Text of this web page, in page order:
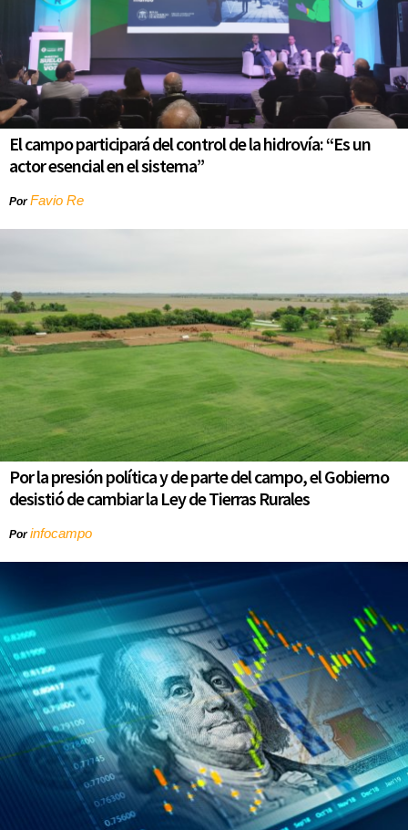
El campo participará del control de la hidrovía: “Es un
actor esencial en el sistema”
PorFavio Re
Por la presión política y de parte del campo, el Gobierno
desistió de cambiar la Ley de Tierras Rurales
Porinfocampo